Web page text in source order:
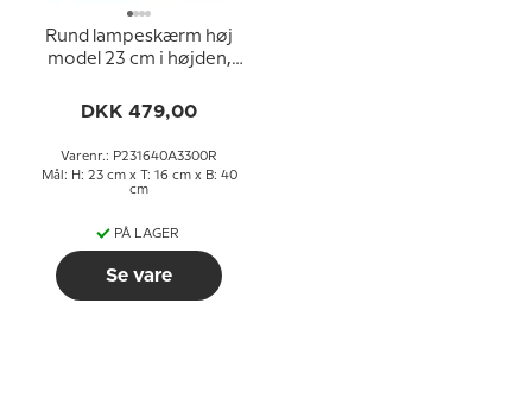
Rund lampeskærm høj
model 23 cm i højden,
DKK 479,00
Varenr.: P231640A3300R
Mål: H: 23 cm x T: 16 cm x B: 40
cm
PÅ LAGER
Se vare